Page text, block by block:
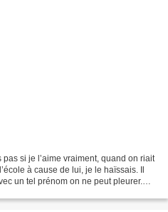
si je l’aime vraiment, quand on riait
à cause de lui, je le haïssais. Il
un tel prénom on ne peut pleurer.